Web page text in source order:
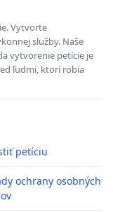
Vytvorte
služby. Naše
vytvorenie petície je
ľudmi, ktorí robia
petíciu
ochrany osobných